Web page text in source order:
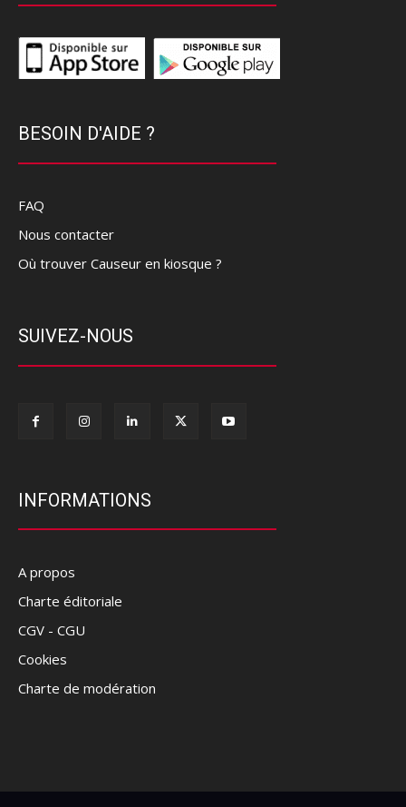
BESOIN D'AIDE ?
FAQ
Nous contacter
Où trouver Causeur en kiosque ?
SUIVEZ-NOUS
INFORMATIONS
A propos
Charte éditoriale
CGV - CGU
Cookies
Charte de modération